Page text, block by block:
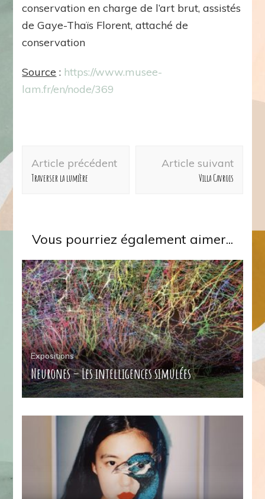
conservation en charge de l’art brut, assistés
de Gaye-Thaïs Florent, attaché de
conservation
Source : https://www.musee-
lam.fr/en/node/369
d'article
Article précédent
Traverser la lumière
Article suivant
Villa Cavrois
Vous pourriez également aimer...
Expositions
Neurones – Les intelligences simulées